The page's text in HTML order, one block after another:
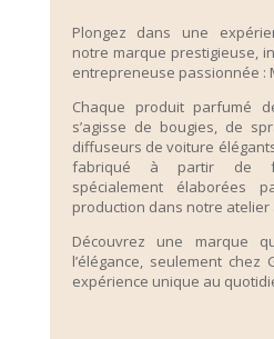
Plongez dans une
notre marque prestigieuse,
entrepreneuse passionnée :
Chaque produit parfumé
s’agisse de bougies, de
diffuseurs de voiture
fabriqué à partir de
spécialement élaborées
production dans notre atelier
Découvrez une marque
l’élégance, seulement chez
expérience unique au